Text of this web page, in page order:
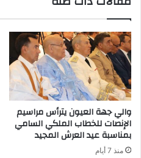
والي جهة العيون يترأس مراسيم
الإنصات للخطاب الملكي السامي
بمناسبة عيد العرش المجيد
منذ 7 أيام